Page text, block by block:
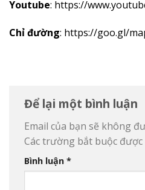
Youtube: https://
Chỉ đường: https://goo.gl/
Để lại một bình luận
Email của bạn sẽ không
Các trường bắt buộc được
Bình luận *